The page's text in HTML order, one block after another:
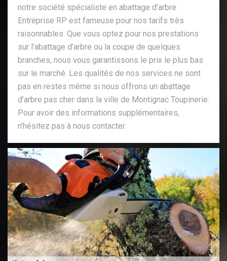
notre société spécialiste en abattage d’arbre
Entreprise RP est fameuse pour nos tarifs très
raisonnables. Que vous optez pour nos prestations
sur l’abattage d’arbre ou la coupe de quelques
branches, nous vous garantissons le prix le plus bas
sur le marché. Les qualités de nos services ne sont
pas en restes même si nous offrons un abattage
d’arbre pas cher dans la ville de Montignac Toupinerie.
Pour avoir des informations supplémentaires,
n’hésitez pas à nous contacter.